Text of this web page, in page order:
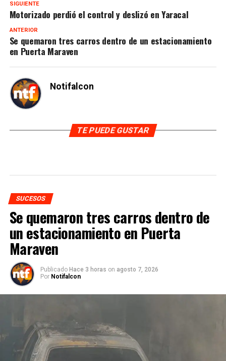
SIGUIENTE
Motorizado perdió el control y deslizó en Yaracal
ANTERIOR
Se quemaron tres carros dentro de un estacionamiento
en Puerta Maraven
Notifalcon
TE PUEDE GUSTAR
SUCESOS
Se quemaron tres carros dentro de
un estacionamiento en Puerta
Maraven
Publicado Hace 3 horas on agosto 7, 2026
Por Notifalcon